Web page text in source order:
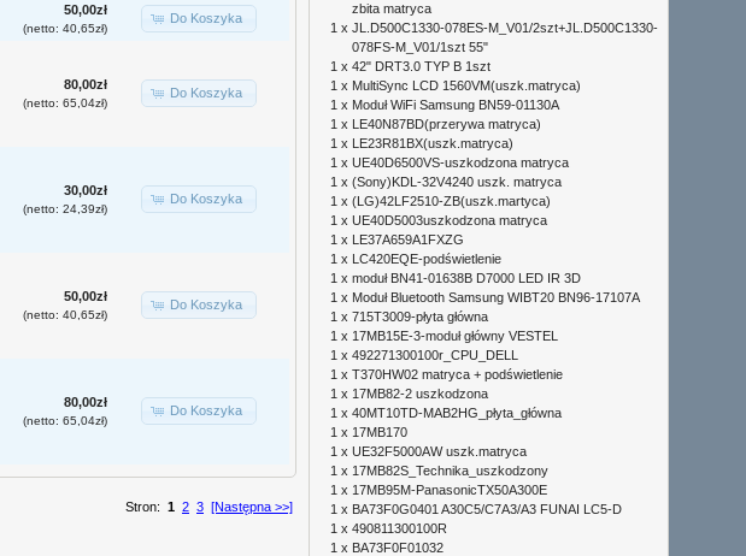
50,00zł
(netto: 40,65zł)
Do Koszyka
80,00zł
(netto: 65,04zł)
Do Koszyka
30,00zł
(netto: 24,39zł)
Do Koszyka
50,00zł
(netto: 40,65zł)
Do Koszyka
80,00zł
(netto: 65,04zł)
Do Koszyka
Stron: 1 2 3 [Następna >>]
zbita matryca
1 x JL.D500C1330-078ES-M_V01/2szt+JL.D500C1330-
078FS-M_V01/1szt 55"
1 x 42" DRT3.0 TYP B 1szt
1 x MultiSync LCD 1560VM(uszk.matryca)
1 x Moduł WiFi Samsung BN59-01130A
1 x
LE40N87BD(przerywa matryca)
1 x
LE23R81BX(uszk.matryca)
1 x UE40D6500VS-uszkodzona matryca
1 x (Sony)KDL-32V4240 uszk. matryca
1 x (LG)42LF2510-ZB(uszk.martyca)
1 x UE40D5003uszkodzona matryca
1 x
LE37A659A1FXZG
1 x
LC420EQE-podświetlenie
1 x moduł BN41-01638B D7000 LED IR 3D
1 x Moduł Bluetooth Samsung WIBT20 BN96-17107A
1 x 715T3009-płyta główna
1 x 17MB15E-3-moduł główny VESTEL
1 x 492271300100r_CPU_DELL
1 x T370HW02 matryca + podświetlenie
1 x 17MB82-2 uszkodzona
1 x 40MT10TD-MAB2HG_płyta_główna
1 x 17MB170
1 x UE32F5000AW uszk.matryca
1 x 17MB82S_Technika_uszkodzony
1 x 17MB95M-PanasonicTX50A300E
1 x BA73F0G0401 A30C5/C7A3/A3 FUNAI LC5-D
1 x 490811300100R
1 x BA73F0F01032